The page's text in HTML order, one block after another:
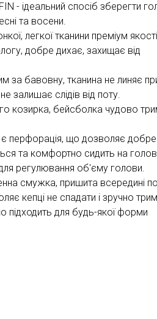
- ідеальний спосіб зберегти
та восени.
легкої тканини преміум якості.
добре дихає, захищає від
за бавовну, тканина не линяє
залишає слідів від поту.
козирка, бейсболка чудово
є перфорація, що дозволяє добре
та комфортно сидить на
регулювання об'єму голови.
смужка, пришита всередині
кепці не спадати і зручно
підходить для будь-якої форми